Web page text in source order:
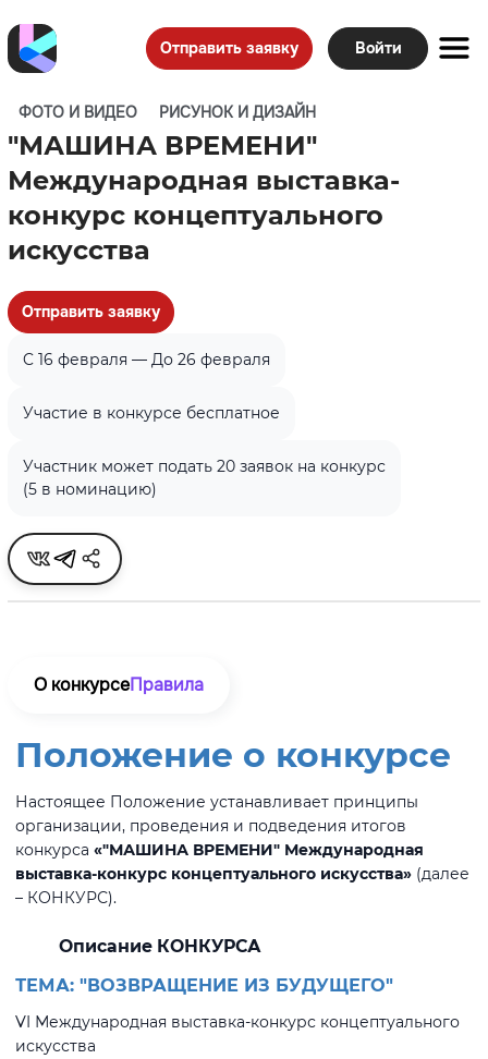
Отправить заявку Войти
ФОТО И ВИДЕО РИСУНОК И ДИЗАЙН
"МАШИНА ВРЕМЕНИ"
Международная выставка-
конкурс концептуального
искусства
Отправить заявку
C 16 февраля — До 26 февраля
Участие в конкурсе бесплатное
Участник может подать 20 заявок на конкурс
(5 в номинацию)
О конкурсеПравила
Положение о конкурсе
Настоящее Положение устанавливает принципы
организации, проведения и подведения итогов
конкурса «"МАШИНА ВРЕМЕНИ" Международная
выставка-конкурс концептуального искусства» (далее
– КОНКУРС).
Описание КОНКУРСА
ТЕМА: "ВОЗВРАЩЕНИЕ ИЗ БУДУЩЕГО"
VI Международная выставка-конкурс концептуального
искусства